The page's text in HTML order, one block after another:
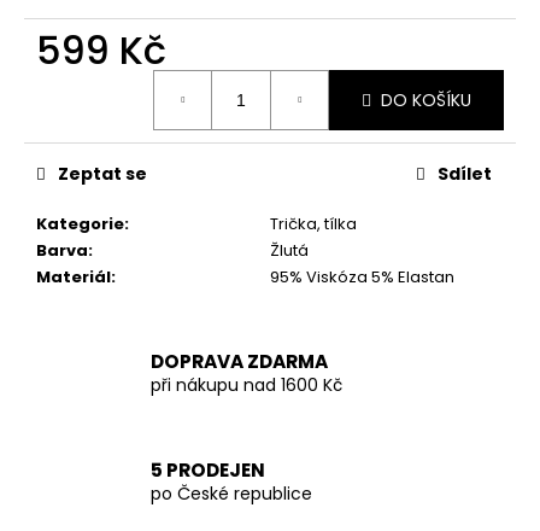
599 Kč
DO KOŠÍKU
Kategorie:
Trička, tílka
Barva:
Žlutá
Materiál: 95% Viskóza 5% Elastan
Zeptat se Sdílet
DOPRAVA ZDARMA
při nákupu nad 1600 Kč
5 PRODEJEN
po České republice
BÉŽOVÁ
PROUTĚNÁ
KABELKA